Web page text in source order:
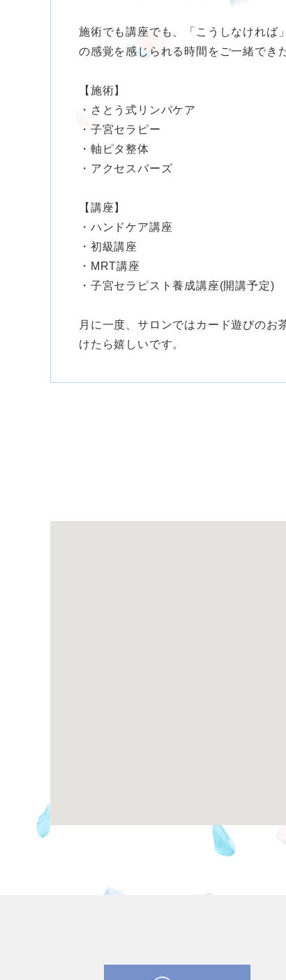
施術でも講座でも、「こうしなければ
の感覚を感じられる時間をご一緒でき
【施術】
・さとう式リンパケア
・子宮セラピー
・軸ピタ整体
・アクセスバーズ
【講座】
・ハンドケア講座
・初級講座
・MRT講座
・子宮セラピスト養成講座(開講予定)
月に一度、サロンではカード遊びのお
けたら嬉しいです。